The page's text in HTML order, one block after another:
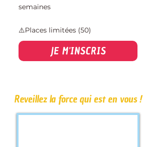
semaines
⚠️Places limitées (50)
JE M'INSCRIS
Reveillez la force qui est en vous !